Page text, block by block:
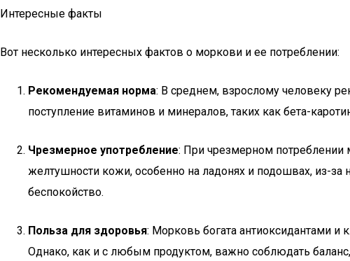
Интересные факты
Вот несколько интересных фактов о моркови и ее потреблении:
Рекомендуемая норма: В среднем, взрослому человеку
поступление витаминов и минералов, таких как бета-
Чрезмерное употребление: При чрезмерном потреблении
желтушности кожи, особенно на ладонях и подошвах, из-за
беспокойство.
Польза для здоровья: Морковь богата антиоксидантами и
Однако, как и с любым продуктом, важно соблюдать